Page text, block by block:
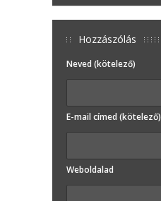
Hozzászólás
Neved (kötelező)
E-mail címed (kötelező)
Weboldalad